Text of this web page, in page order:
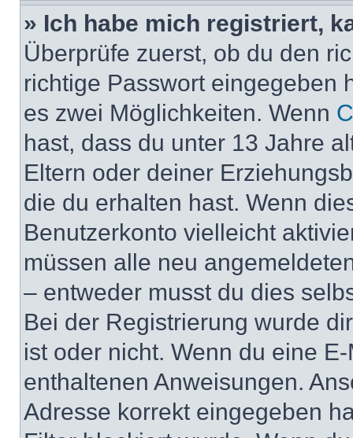
» Ich habe mich registriert,
Überprüfe zuerst, ob du den
richtige Passwort eingegeben
es zwei Möglichkeiten. Wenn
hast, dass du unter 13 Jahre
Eltern oder deiner
die du erhalten hast. Wenn
Benutzerkonto vielleicht
müssen alle neu
– entweder musst du dies
Bei der Registrierung wurde
ist oder nicht. Wenn du eine
enthaltenen Anweisungen.
Adresse korrekt eingegeben